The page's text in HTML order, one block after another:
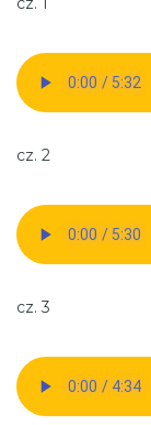
cz. 2
cz. 3